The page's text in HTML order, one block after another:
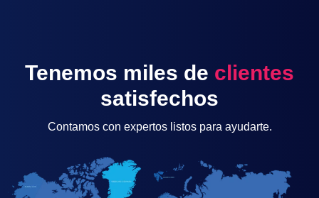
Tenemos miles de clientes
satisfechos
Contamos con expertos listos para ayudarte.